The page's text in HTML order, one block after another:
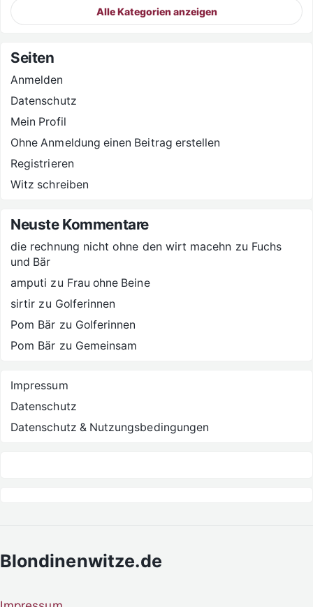
Alle Kategorien anzeigen
Seiten
Anmelden
Datenschutz
Mein Profil
Ohne Anmeldung einen Beitrag erstellen
Registrieren
Witz schreiben
Neuste Kommentare
die rechnung nicht ohne den wirt macehn zu Fuchs
und Bär
amputi zu Frau ohne Beine
sirtir zu Golferinnen
Pom Bär zu Golferinnen
Pom Bär zu Gemeinsam
Impressum
Datenschutz
Datenschutz & Nutzungsbedingungen
Blondinenwitze.de